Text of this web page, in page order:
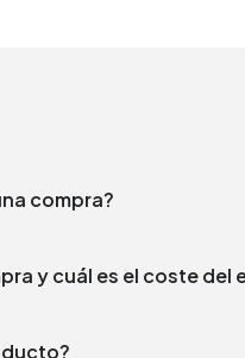
compra?
¿En qué plazo enviamos tu compra y